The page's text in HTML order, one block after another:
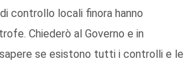
controllo locali finora hanno
Chiederò al Governo e in
se esistono tutti i controlli e le